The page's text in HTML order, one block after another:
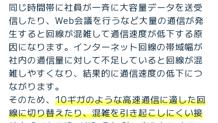
同じ時間帯に社員が一斉に大容量データを送受
信したり、Web会議を行うなど大量の通信が発
生すると回線が混雑して通信速度が低下する原
因になります。インターネット回線の帯域幅が
社内の通信量に対して不足していると回線が混
雑しやすくなり、結果的に通信速度の低下につ
ながります。
そのため、 10ギガのような高速通信に適した回
線に切り替えたり、混雑を引き起こしにくい接